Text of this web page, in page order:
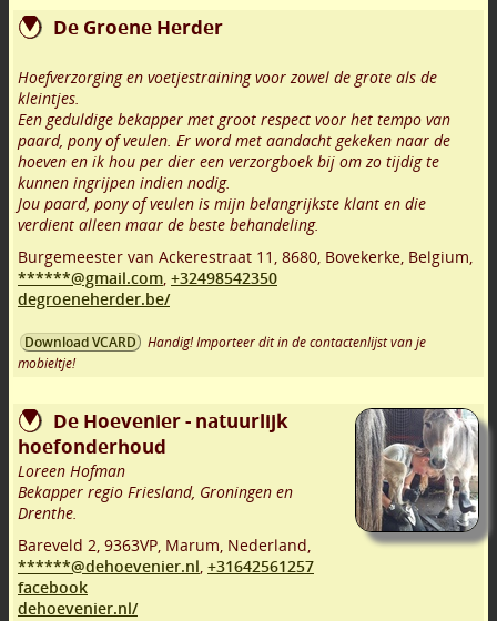
De Groene Herder
Hoefverzorging en voetjestraining voor zowel de grote als de
kleintjes.
Een geduldige bekapper met groot respect voor het tempo van
paard, pony of veulen. Er word met aandacht gekeken naar de
hoeven en ik hou per dier een verzorgboek bij om zo tijdig te
kunnen ingrijpen indien nodig.
Jou paard, pony of veulen is mijn belangrijkste klant en die
verdient alleen maar de beste behandeling.
Burgemeester van Ackerestraat 11 , 8680, Bovekerke, Belgium,
******@gmail.com, +32498542350
degroeneherder.be/
Download VCARD
Handig! Importeer dit in de contactenlijst van je
mobieltje!
De Hoevenier - natuurlijk
hoefonderhoud
Loreen Hofman
Bekapper regio Friesland, Groningen en
Drenthe.
Bareveld 2, 9363VP, Marum, Nederland,
******@dehoevenier.nl, +31642561257
facebook
dehoevenier.nl/